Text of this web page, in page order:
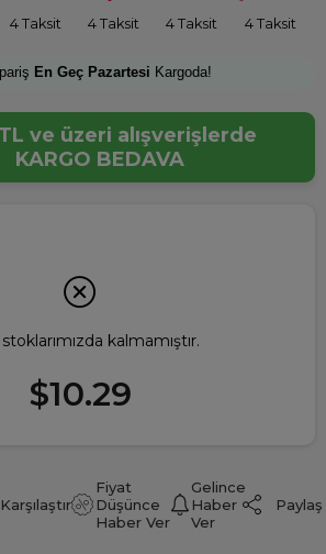
4 Taksit 4 Taksit 4 Taksit 4 Taksit
En Geç Pazartesi Kargoda!
ve üzeri alışverişlerde
KARGO BEDAVA
kalmamıştır.
$10.29
Karşılaştır
Fiyat
Düşünce
Haber Ver
Gelince
Haber
Ver
Paylaş